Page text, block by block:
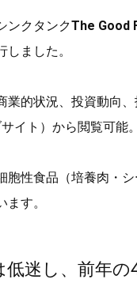
ンクタンクThe Good
しました。
業的状況、投資動向
サイト）から閲覧可能。
胞性食品（培養肉・
す。
低迷し、前年の